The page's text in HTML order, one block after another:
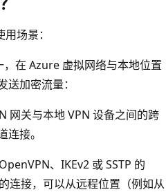
场景：
在 Azure 虚拟网络与本地位置
加密流量：
网关与本地 VPN 设备之间的跨
连接。
、IKEv2 或 SSTP 的
连接，可以从远程位置（例如从